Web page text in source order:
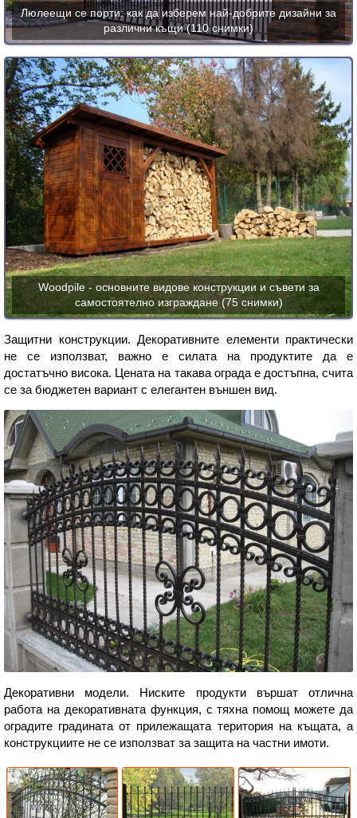
Люлеещи се порти: как да изберем най-добрите дизайни за
различни къщи (110 снимки)
Woodpile - основните видове конструкции и съвети за
самостоятелно изграждане (75 снимки)
Защитни конструкции. Декоративните елементи практически
не се използват, важно е силата на продуктите да е
достатъчно висока. Цената на такава ограда е достъпна, счита
се за бюджетен вариант с елегантен външен вид.
Декоративни модели. Ниските продукти вършат отлична
работа на декоративната функция, с тяхна помощ можете да
оградите градината от прилежащата територия на къщата, а
конструкциите не се използват за защита на частни имоти.